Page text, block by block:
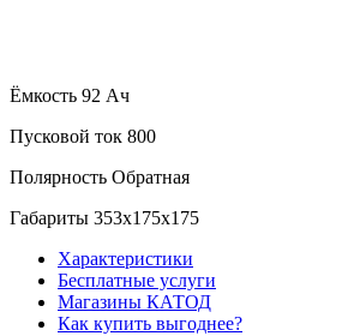
Ёмкость 92 Ач
Пусковой ток 800
Полярность Обратная
Габариты 353x175x175
Характеристики
Бесплатные услуги
Магазины КАТОД
Как купить выгоднее?